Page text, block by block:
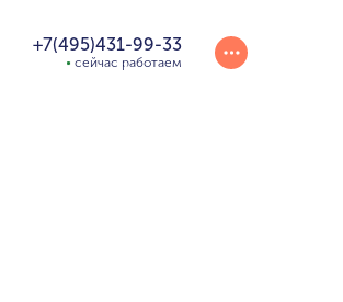
+7(495)431-99-33
сейчас работаем